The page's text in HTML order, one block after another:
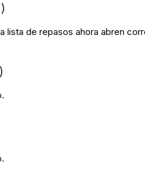
de repasos ahora abren